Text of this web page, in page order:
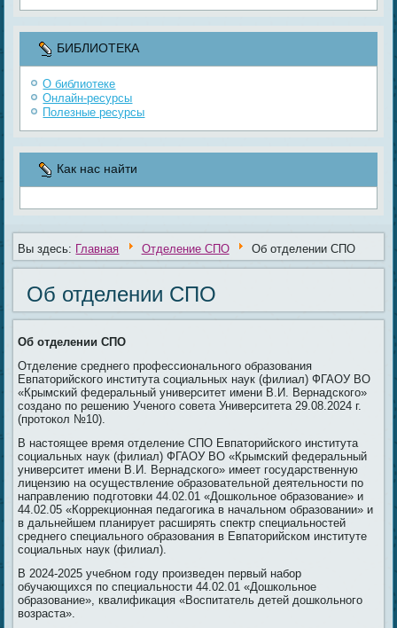
БИБЛИОТЕКА
О библиотеке
Онлайн-ресурсы
Полезные ресурсы
Как нас найти
Вы здесь: Главная Отделение СПО Об отделении СПО
Об отделении СПО
Об отделении СПО
Отделение среднего профессионального образования
Евпаторийского института социальных наук (филиал) ФГАОУ ВО
«Крымский федеральный университет имени В.И. Вернадского»
создано по решению Ученого совета Университета 29.08.2024 г.
(протокол №10).
В настоящее время отделение СПО Евпаторийского института
социальных наук (филиал) ФГАОУ ВО «Крымский федеральный
университет имени В.И. Вернадского» имеет государственную
лицензию на осуществление образовательной деятельности по
направлению подготовки 44.02.01 «Дошкольное образование» и
44.02.05 «Коррекционная педагогика в начальном образовании» и
в дальнейшем планирует расширять спектр специальностей
среднего специального образования в Евпаторийском институте
социальных наук (филиал).
В 2024-2025 учебном году произведен первый набор
обучающихся по специальности 44.02.01 «Дошкольное
образование», квалификация «Воспитатель детей дошкольного
возраста».